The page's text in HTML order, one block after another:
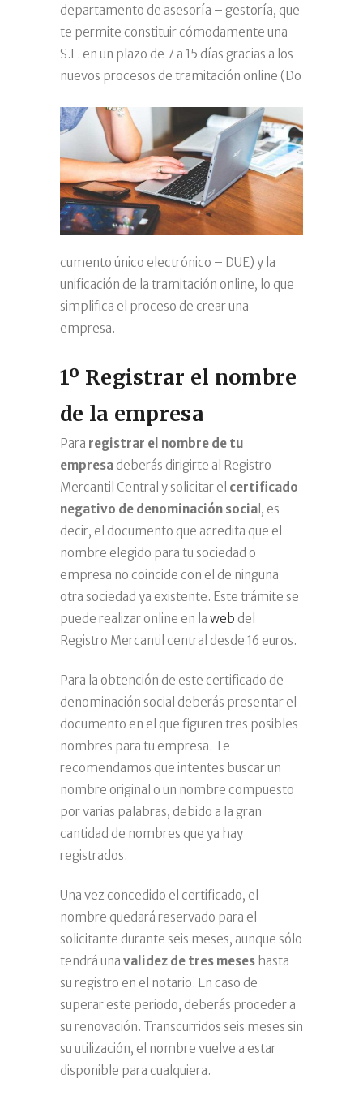
departamento de asesoría – gestoría, que
te permite constituir cómodamente una
S.L. en un plazo de 7 a 15 días gracias a los
nuevos procesos de tramitación online (Do
cumento único electrónico – DUE) y la
unificación de la tramitación online, lo que
simplifica el proceso de crear una
empresa.
1º Registrar el nombre
de la empresa
Para registrar el nombre de tu
empresa deberás dirigirte al Registro
Mercantil Central y solicitar el certificado
negativo de denominación socia l, es
decir, el documento que acredita que el
nombre elegido para tu sociedad o
empresa no coincide con el de ninguna
otra sociedad ya existente. Este trámite se
puede realizar online en la web del
Registro Mercantil central desde 16 euros.
Para la obtención de este certificado de
denominación social deberás presentar el
documento en el que figuren tres posibles
nombres para tu empresa. Te
recomendamos que intentes buscar un
nombre original o un nombre compuesto
por varias palabras, debido a la gran
cantidad de nombres que ya hay
registrados.
Una vez concedido el certificado, el
nombre quedará reservado para el
solicitante durante seis meses, aunque sólo
tendrá una validez de tres meses hasta
su registro en el notario. En caso de
superar este periodo, deberás proceder a
su renovación. Transcurridos seis meses sin
su utilización, el nombre vuelve a estar
disponible para cualquiera.